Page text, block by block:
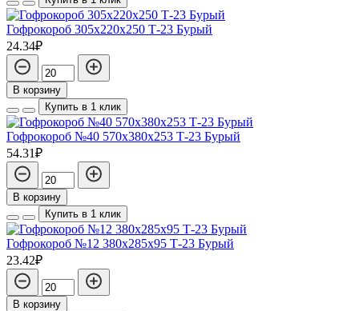
Гофрокороб 305х220х250 Т-23 Бурый
24.34₽
В корзину
Купить в 1 клик
Гофрокороб №40 570х380х253 Т-23 Бурый
54.31₽
В корзину
Купить в 1 клик
Гофрокороб №12 380х285х95 Т-23 Бурый
23.42₽
В корзину